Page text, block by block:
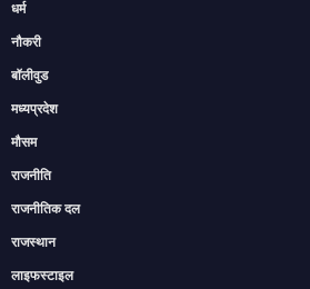
धर्म
नौकरी
बॉलीवुड
मध्यप्रदेश
मौसम
राजनीति
राजनीतिक दल
राजस्थान
लाइफस्टाइल